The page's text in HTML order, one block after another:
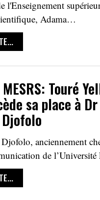
l'Enseignement
Adama…
Touré
sa place à Dr
anciennement
de